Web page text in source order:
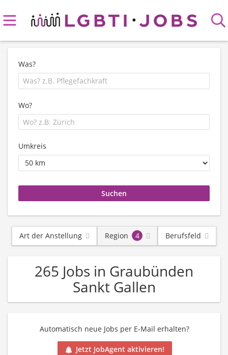
Was?
Wo?
Umkreis
Art der Anstellung Region 4 Berufsfeld
265 Jobs in Graubünden
Sankt Gallen
Automatisch neue Jobs per E-Mail erhalten?
Jetzt JobAgent aktivieren!